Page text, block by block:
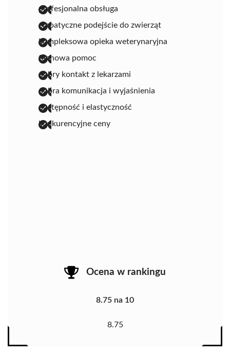
profesjonalna obsługa
empatyczne podejście do zwierząt
kompleksowa opieka weterynaryjna
fachowa pomoc
dobry kontakt z lekarzami
dobra komunikacja i wyjaśnienia
dostępność i elastyczność
konkurencyjne ceny
Ocena w rankingu
8.75 na 10
8.75